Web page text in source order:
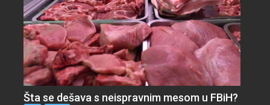
Šta se dešava s neispravnim mesom u FBiH?